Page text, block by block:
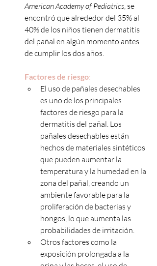
American Academy of Pediatrics , se
encontró que alrededor del 35% al
40% de los niños tienen dermatitis
del pañal en algún momento antes
de cumplir los dos años.
Factores de riesgo:
El uso de pañales desechables
es uno de los principales
factores de riesgo para la
dermatitis del pañal. Los
pañales desechables están
hechos de materiales sintéticos
que pueden aumentar la
temperatura y la humedad en la
zona del pañal, creando un
ambiente favorable para la
proliferación de bacterias y
hongos, lo que aumenta las
probabilidades de irritación.
Otros factores como la
exposición prolongada a la